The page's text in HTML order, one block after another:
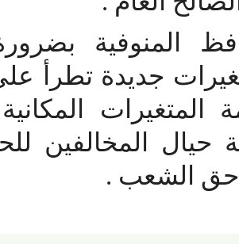
بضرورة
جديدة تطرأ على
المكانية
حيال المخالفين
الشعب .